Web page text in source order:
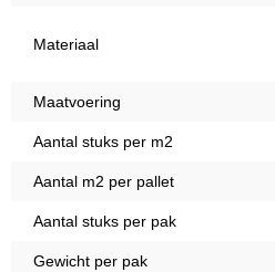
Materiaal
Maatvoering
Aantal stuks per m2
Aantal m2 per pallet
Aantal stuks per pak
Gewicht per pak